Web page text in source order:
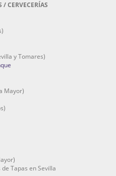
/ CERVECERÍAS
y Tomares)
Mayor)
de Tapas en Sevilla